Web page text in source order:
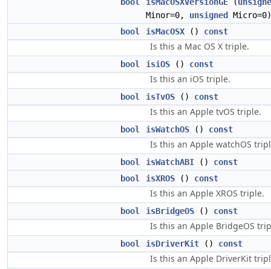
Minor=0, unsigned
bool
isMacOSX () const
Is this a Mac OS X triple.
bool isiOS () const
Is this an iOS triple.
bool isTvOS () const
Is this an Apple tvOS triple.
bool isWatchOS () const
Is this an Apple watchOS
bool isWatchABI () const
bool
isXROS () const
Is this an Apple XROS triple.
bool isBridgeOS () const
Is this an Apple BridgeOS
bool isDriverKit () const
Is this an Apple DriverKit